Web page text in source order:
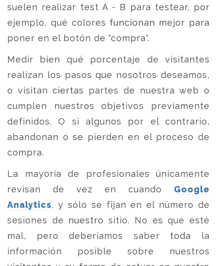
suelen realizar test A - B para testear, por
ejemplo, qué colores funcionan mejor para
poner en el botón de "compra".
Medir bien qué porcentaje de visitantes
realizan los pasos que nosotros deseamos,
o visitan ciertas partes de nuestra web o
cumplen nuestros objetivos previamente
definidos. O si algunos por el contrario,
abandonan o se pierden en el proceso de
compra.
La mayoría de profesionales únicamente
revisan de vez en cuando Google
Analytics, y sólo se fijan en el número de
sesiones de nuestro sitio. No es que esté
mal, pero deberíamos saber toda la
información posible sobre nuestros